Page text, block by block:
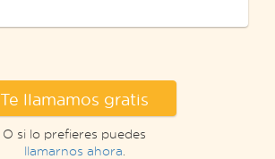
Te llamamos gratis
O si lo prefieres puedes
llamarnos ahora